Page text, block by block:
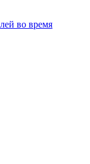
во время